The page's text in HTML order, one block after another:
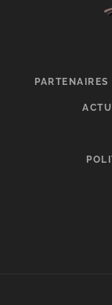
PARTENAIRES